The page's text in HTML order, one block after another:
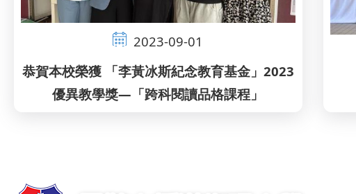
2023-09-01
恭賀本校榮獲 「李黃冰斯紀念教育基金」2023
優異教學獎—「跨科閱讀品格課程」